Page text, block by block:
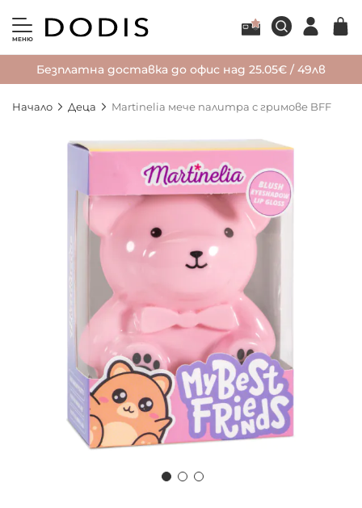
МЕНЮ
Безплатна доставка до офис над 25.05€ / 49лв
Начало Деца Martinelia мече палитра с гримове BFF